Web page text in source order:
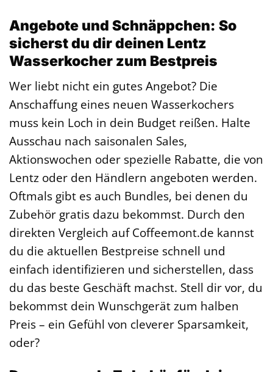
Angebote und Schnäppchen: So
sicherst du dir deinen Lentz
Wasserkocher zum Bestpreis
Wer liebt nicht ein gutes Angebot? Die
Anschaffung eines neuen Wasserkochers
muss kein Loch in dein Budget reißen. Halte
Ausschau nach saisonalen Sales,
Aktionswochen oder spezielle Rabatte, die von
Lentz oder den Händlern angeboten werden.
Oftmals gibt es auch Bundles, bei denen du
Zubehör gratis dazu bekommst. Durch den
direkten Vergleich auf Coffeemont.de kannst
du die aktuellen Bestpreise schnell und
einfach identifizieren und sicherstellen, dass
du das beste Geschäft machst. Stell dir vor, du
bekommst dein Wunschgerät zum halben
Preis – ein Gefühl von cleverer Sparsamkeit,
oder?